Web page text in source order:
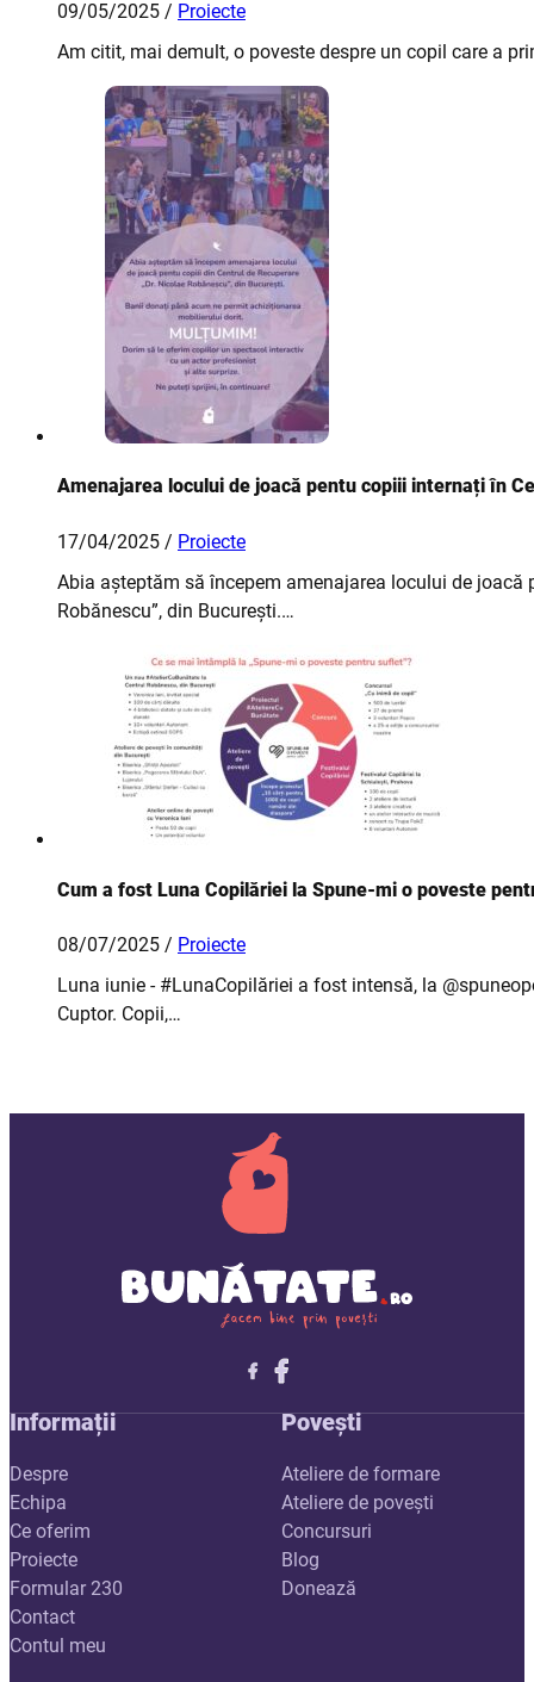
09/05/2025 / Proiecte
Am citit, mai demult, o poveste despre un copil care a
Amenajarea locului de joacă pentu copiii internați în
17/04/2025 / Proiecte
Abia așteptăm să începem amenajarea locului de joacă
Robănescu”, din București.…
Cum a fost Luna Copilăriei la Spune-mi o poveste
08/07/2025 / Proiecte
Luna iunie - #LunaCopilăriei a fost intensă, la
Cuptor. Copii,…
Follow me on X
Follow me on LinkedIn
Follow me on X
Informații
Despre
Echipa
Ce oferim
Proiecte
Formular 230
Contact
Contul meu
Povești
Ateliere de formare
Ateliere de povești
Concursuri
Blog
Donează